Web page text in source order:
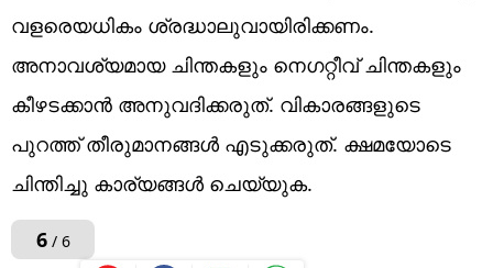
വളരെയധികം ശ്രദ്ധാലുവായിരിക്കണം.
അനാവശ്യമായ ചിന്തകളും നെഗറ്റീവ് ചിന്തകളും
കീഴടക്കാൻ അനുവദിക്കരുത്. വികാരങ്ങളുടെ
പുറത്ത് തീരുമാനങ്ങൾ എടുക്കരുത്. ക്ഷമയോടെ
ചിന്തിച്ചു കാര്യങ്ങൾ ചെയ്യുക.
6/ 6